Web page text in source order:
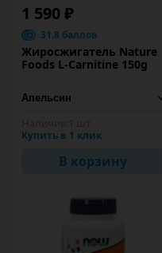
1 590 ₽
31.8 баллов
Жиросжигатель Nature
Foods L-Carnitine 150g
Купить в 1 клик
В корзину